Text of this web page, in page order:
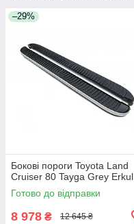
–29%
Бокові пороги Toyota Land
Cruiser 80 Tayga Grey Erkul
Готово до відправки
8 978 ₴ 12 645 ₴